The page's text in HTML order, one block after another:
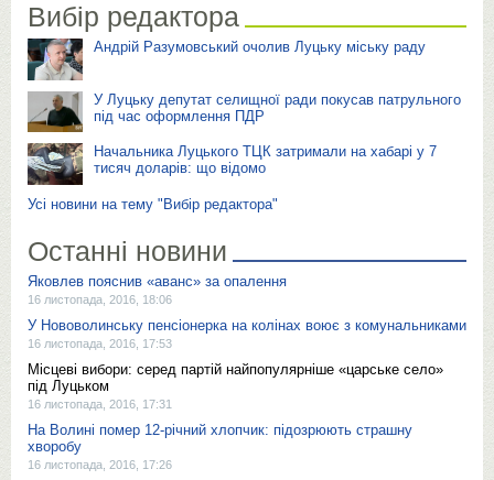
Вибір редактора
Андрій Разумовський очолив Луцьку міську раду
У Луцьку депутат селищної ради покусав патрульного
під час оформлення ПДР
Начальника Луцького ТЦК затримали на хабарі у 7
тисяч доларів: що відомо
Усі новини на тему "Вибір редактора"
Останні новини
Яковлев пояснив «аванс» за опалення
16 листопада, 2016, 18:06
У Нововолинську пенсіонерка на колінах воює з комунальниками
16 листопада, 2016, 17:53
Місцеві вибори: серед партій найпопулярніше «царське село»
під Луцьком
16 листопада, 2016, 17:31
На Волині помер 12-річний хлопчик: підозрюють страшну
хворобу
16 листопада, 2016, 17:26